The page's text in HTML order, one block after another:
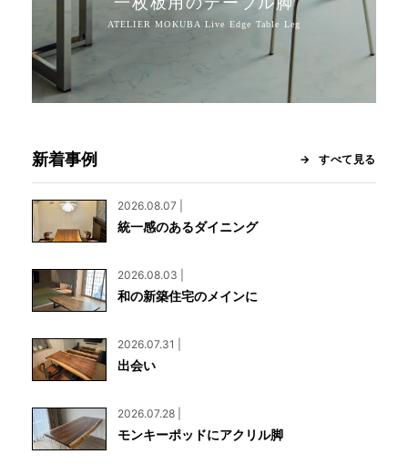
新着事例 すべて見る
2026.08.07 |
統一感のあるダイニング
2026.08.03 |
和の新築住宅のメインに
2026.07.31 |
出会い
2026.07.28 |
モンキーポッドにアクリル脚